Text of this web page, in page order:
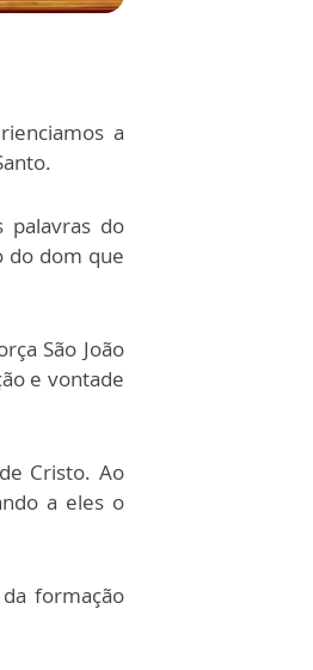
a
palavras do
do dom que
São João
e vontade
Cristo. Ao
a eles o
formação